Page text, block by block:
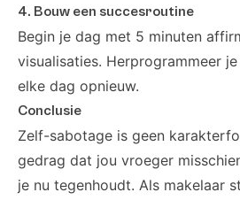
4. Bouw een succesroutine
Begin je dag met 5 minuten
visualisaties. Herprogrammeer
elke dag opnieuw.
Conclusie
Zelf-sabotage is geen
gedrag dat jou vroeger
je nu tegenhoudt. Als makelaar